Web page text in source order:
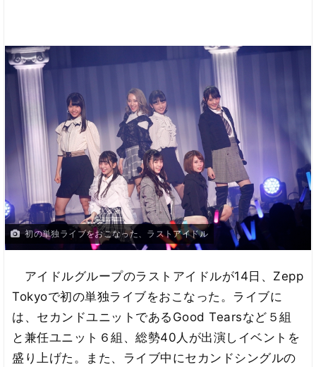
初の単独ライブをおこなった、ラストアイドル
アイドルグループのラストアイドルが14日、Zepp
Tokyoで初の単独ライブをおこなった。ライブに
は、セカンドユニットであるGood Tearsなど５組
と兼任ユニット６組、総勢40人が出演しイベントを
盛り上げた。また、ライブ中にセカンドシングルの